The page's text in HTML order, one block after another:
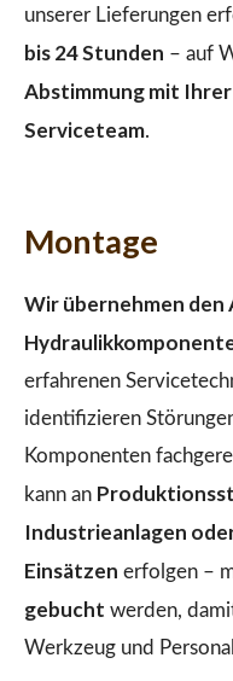
unserer Lieferungen
bis 24 Stunden – auf
Abstimmung mit
Serviceteam.
Montage
Wir übernehmen den
erfahrenen
identifizieren
Komponenten
kann an
Industrieanlagen
Einsätzen erfolgen –
gebucht werden,
Werkzeug und